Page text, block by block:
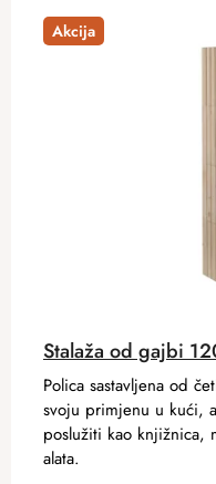
Akcija
Stalaža od gajbi
Polica sastavljena od
svoju primjenu u kući,
poslužiti kao knjižnica,
alata.